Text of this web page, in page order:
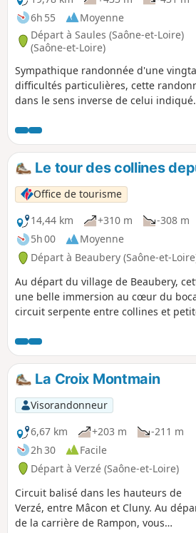
6h 55
Moyenne
Départ à Saules (Saône-et-Loire)
(Saône-et-Loire)
Sympathique randonnée d'une
difficultés particulières, cette
dans le sens inverse de celui indiqué.
Le tour des collines
Office de tourisme
14,44 km
+310 m
-308 m
5h 00
Moyenne
Départ à Beaubery (Saône-et-
Au départ du village de Beaubery,
une belle immersion au cœur du
circuit serpente entre collines et
La Croix Montmain
Visorandonneur
6,67 km
+203 m
-211 m
2h 30
Facile
Départ à Verzé (Saône-et-Loire)
Circuit balisé dans les hauteurs de
Verzé, entre Mâcon et Cluny. Au
de la carrière de Rampon, vous